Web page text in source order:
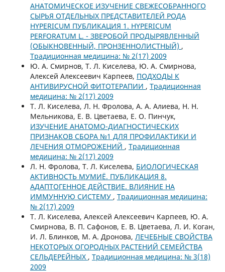
АНАТОМИЧЕСКОЕ ИЗУЧЕНИЕ СВЕЖЕСОБРАННОГО
СЫРЬЯ ОТДЕЛЬНЫХ ПРЕДСТАВИТЕЛЕЙ РОДА
HYPERICUM ПУБЛИКАЦИЯ 1. HYPERICUM
PERFORATUM L. - ЗВЕРОБОЙ ПРОДЫРЯВЛЕННЫЙ
(ОБЫКНОВЕННЫЙ, ПРОНЗЕННОЛИСТНЫЙ) ,
Традиционная медицина: № 2(17) 2009
Ю. А. Смирнов, Т. Л. Киселева, Ю. А. Смирнова,
Алексей Алексеевич Карпеев, ПОДХОДЫ К
АНТИВИРУСНОЙ ФИТОТЕРАПИИ , Традиционная
медицина: № 2(17) 2009
Т. Л. Киселева, Л. Н. Фролова, А. А. Алиева, Н. Н.
Мельникова, Е. В. Цветаева, Е. О. Пинчук,
ИЗУЧЕНИЕ АНАТОМО-ДИАГНОСТИЧЕСКИХ
ПРИЗНАКОВ СБОРА №1 ДЛЯ ПРОФИЛАКТИКИ И
ЛЕЧЕНИЯ ОТМОРОЖЕНИЙ , Традиционная
медицина: № 2(17) 2009
Л. Н. Фролова, Т. Л. Киселева, БИОЛОГИЧЕСКАЯ
АКТИВНОСТЬ МУМИЁ. ПУБЛИКАЦИЯ 8.
АДАПТОГЕННОЕ ДЕЙСТВИЕ. ВЛИЯНИЕ НА
ИММУННУЮ СИСТЕМУ , Традиционная медицина:
№ 2(17) 2009
Т. Л. Киселева, Алексей Алексеевич Карпеев, Ю. А.
Смирнова, В. П. Сафонов, Е. В. Цветаева, Л. И. Коган,
И. Л. Блинков, М. А. Дронова, ЛЕЧЕБНЫЕ СВОЙСТВА
НЕКОТОРЫХ ОГОРОДНЫХ РАСТЕНИЙ СЕМЕЙСТВА
СЕЛЬДЕРЕЙНЫХ , Традиционная медицина: № 3(18)
2009